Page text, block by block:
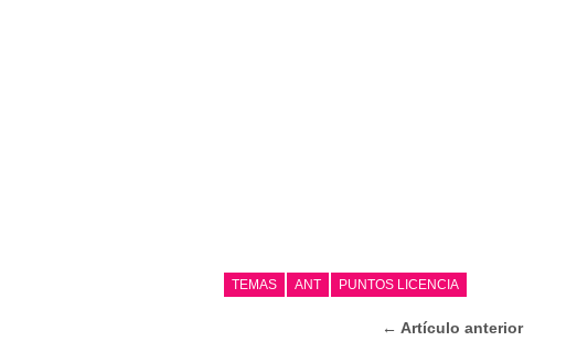
TEMAS ANT PUNTOS LICENCIA
← Artículo anterior